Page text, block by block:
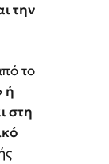
την
το
ή
στη